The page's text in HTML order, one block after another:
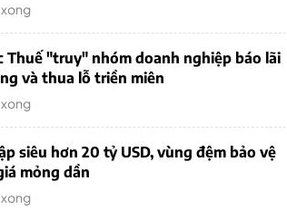
Thuế "truy" nhóm doanh nghiệp báo lãi
và thua lỗ triền miên
siêu hơn 20 tỷ USD, vùng đệm bảo vệ
mỏng dần